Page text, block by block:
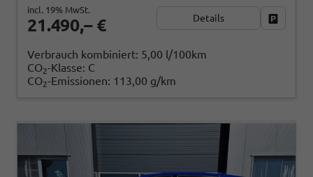
21.490,– €
incl. 19% MwSt.
Details
Verbrauch kombiniert: 5,00 l/100km
CO2-Klasse: C
CO2-Emissionen: 113,00 g/km